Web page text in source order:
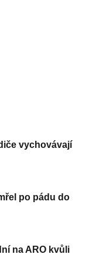
vychovávají
po pádu do
na ARO kvůli